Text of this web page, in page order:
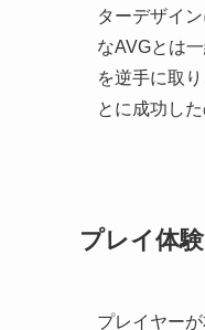
ターデザイ
なAVGとは
を逆手に取
とに成功した
プレイ体験
プレイヤー